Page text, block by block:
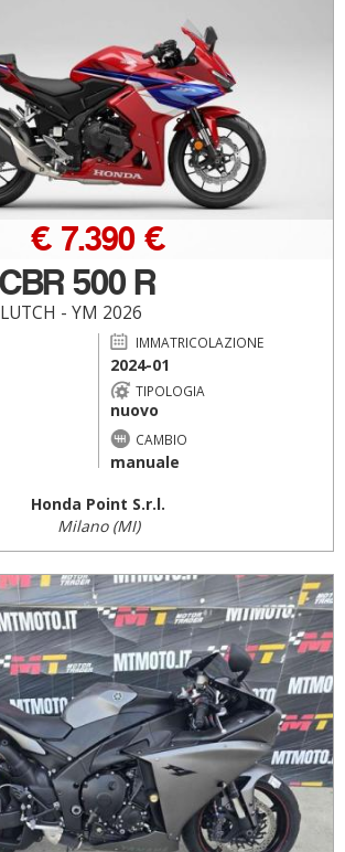
500 R
- YM 2026
€ 7.390 €
IMMATRICOLAZIONE
2024-01
TIPOLOGIA
nuovo
CAMBIO
manuale
Honda Point S.r.l.
Milano (MI)